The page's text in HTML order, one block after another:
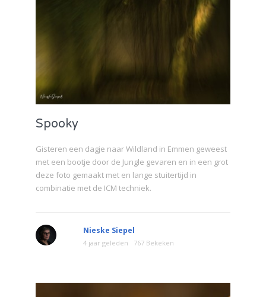
Spooky
Gisteren een dagje naar Wildland in Emmen geweest
met een bootje door de Jungle gevaren en in een grot
deze foto gemaakt met en lange stuitertijd in
combinatie met de ICM techniek.
Nieske Siepel
4 jaar geleden 767 Bekeken